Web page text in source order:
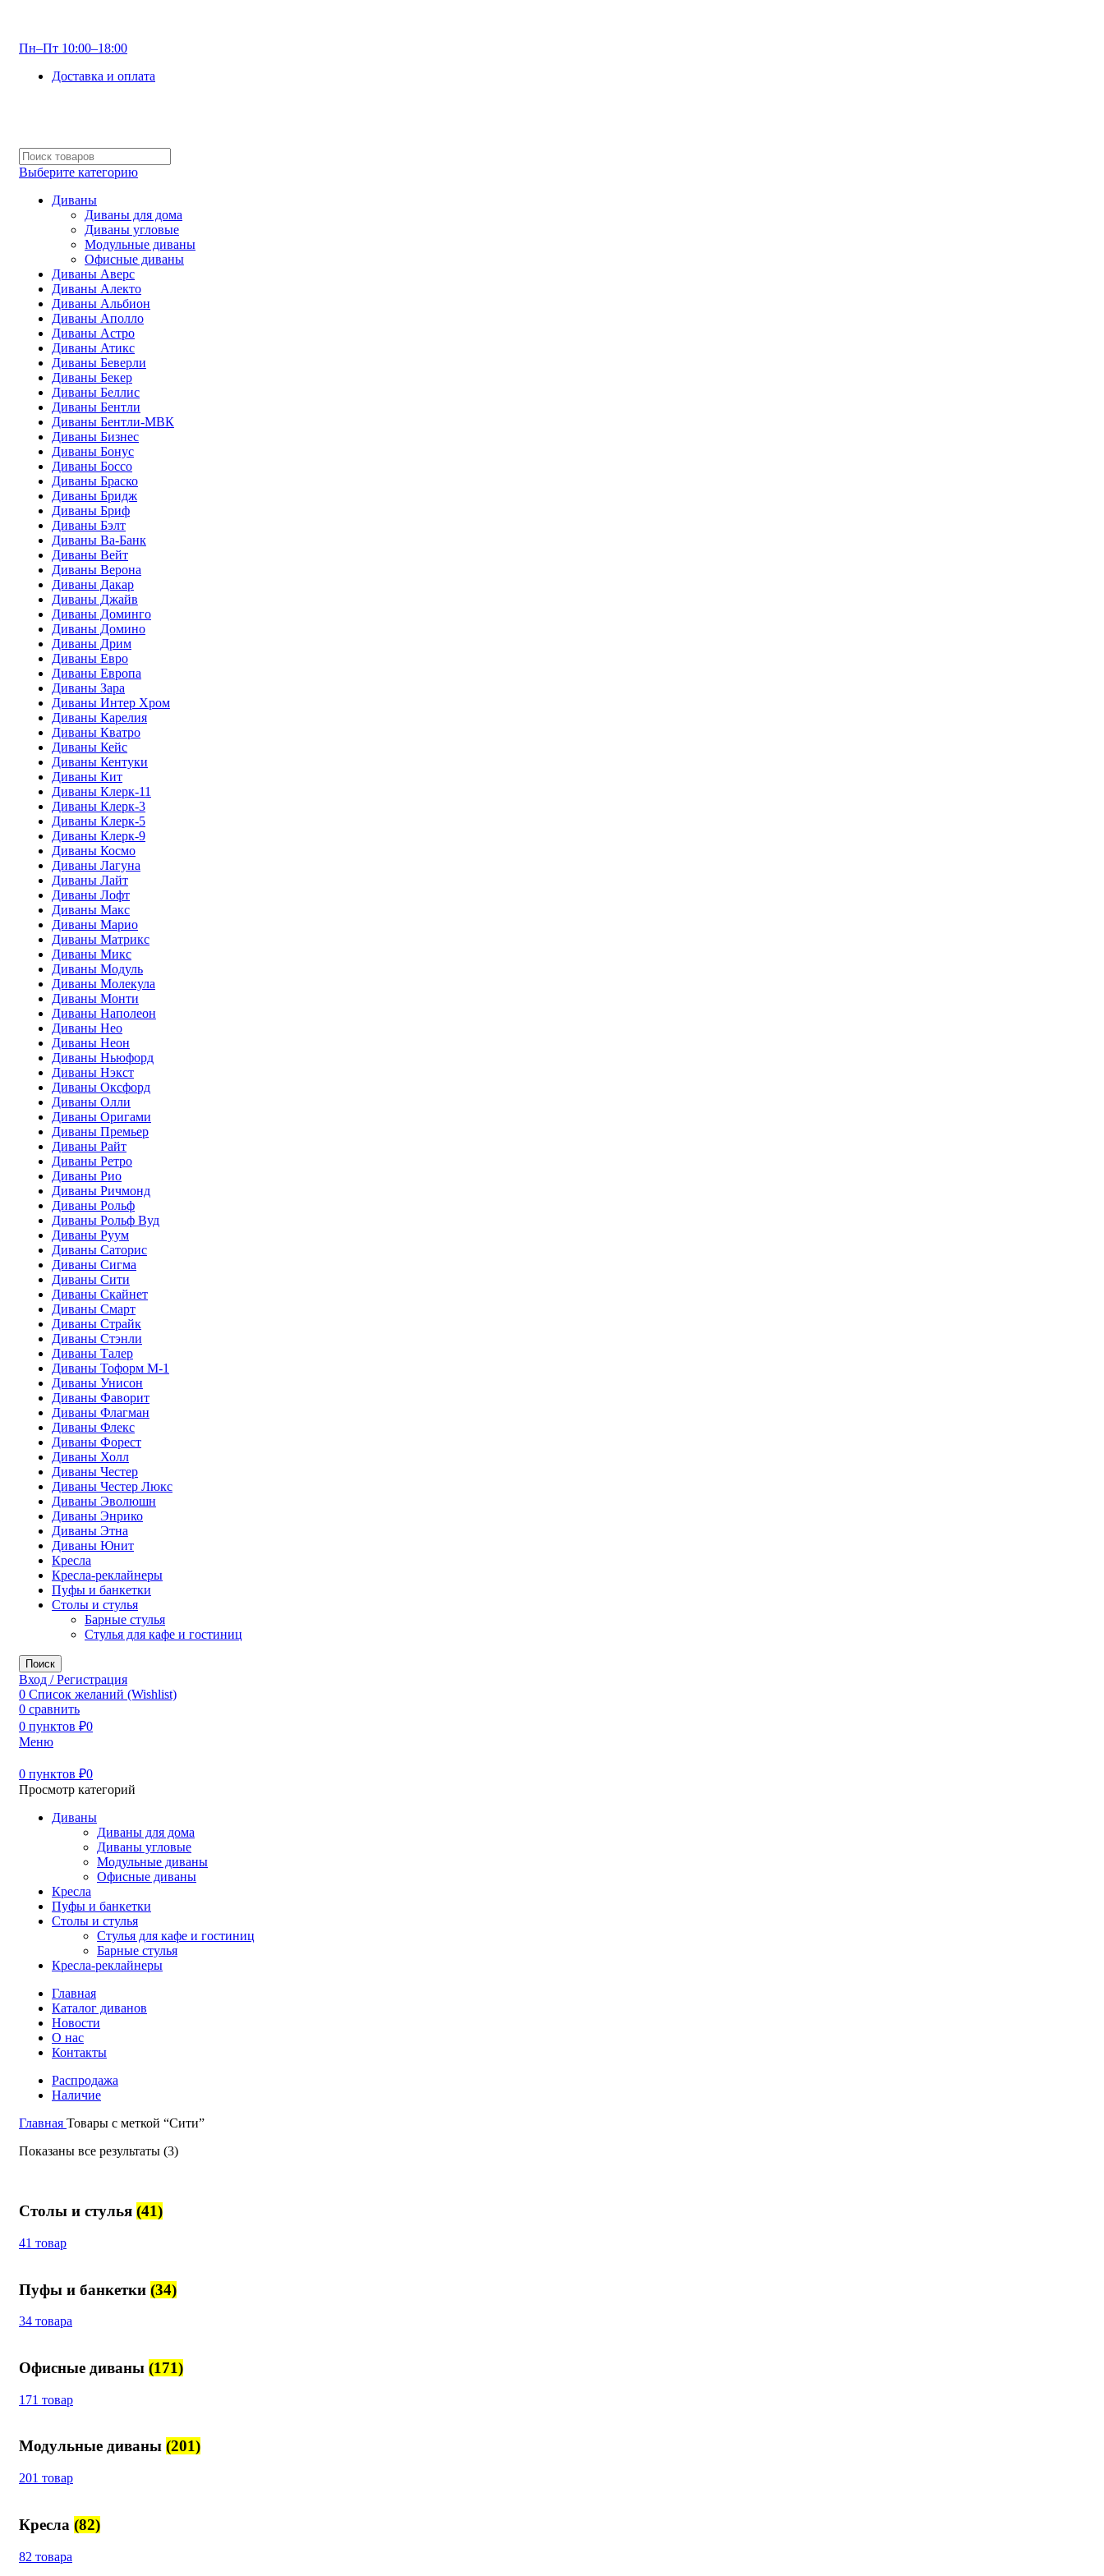
Пн–Пт 10:00–18:00
Доставка и оплата
Выберите категорию
Диваны
Диваны для дома
Диваны угловые
Модульные диваны
Офисные диваны
Диваны Аверс
Диваны Алекто
Диваны Альбион
Диваны Аполло
Диваны Астро
Диваны Атикс
Диваны Беверли
Диваны Бекер
Диваны Беллис
Диваны Бентли
Диваны Бентли-МВК
Диваны Бизнес
Диваны Бонус
Диваны Боссо
Диваны Браско
Диваны Бридж
Диваны Бриф
Диваны Бэлт
Диваны Ва-Банк
Диваны Вейт
Диваны Верона
Диваны Дакар
Диваны Джайв
Диваны Доминго
Диваны Домино
Диваны Дрим
Диваны Евро
Диваны Европа
Диваны Зара
Диваны Интер Хром
Диваны Карелия
Диваны Кватро
Диваны Кейс
Диваны Кентуки
Диваны Кит
Диваны Клерк-11
Диваны Клерк-3
Диваны Клерк-5
Диваны Клерк-9
Диваны Космо
Диваны Лагуна
Диваны Лайт
Диваны Лофт
Диваны Макс
Диваны Марио
Диваны Матрикс
Диваны Микс
Диваны Модуль
Диваны Молекула
Диваны Монти
Диваны Наполеон
Диваны Нео
Диваны Неон
Диваны Ньюфорд
Диваны Нэкст
Диваны Оксфорд
Диваны Олли
Диваны Оригами
Диваны Премьер
Диваны Райт
Диваны Ретро
Диваны Рио
Диваны Ричмонд
Диваны Рольф
Диваны Рольф Вуд
Диваны Руум
Диваны Саторис
Диваны Сигма
Диваны Сити
Диваны Скайнет
Диваны Смарт
Диваны Страйк
Диваны Стэнли
Диваны Талер
Диваны Тоформ М-1
Диваны Унисон
Диваны Фаворит
Диваны Флагман
Диваны Флекс
Диваны Форест
Диваны Холл
Диваны Честер
Диваны Честер Люкс
Диваны Эволюшн
Диваны Энрико
Диваны Этна
Диваны Юнит
Кресла
Кресла-реклайнеры
Пуфы и банкетки
Столы и стулья
Барные стулья
Стулья для кафе и гостиниц
Поиск
Вход / Регистрация
0 Список желаний (Wishlist)
0 сравнить
0 пунктов ₽0
Меню
0 пунктов ₽0
Просмотр категорий
Диваны
Диваны для дома
Диваны угловые
Модульные диваны
Офисные диваны
Кресла
Пуфы и банкетки
Столы и стулья
Стулья для кафе и гостиниц
Барные стулья
Кресла-реклайнеры
Главная
Каталог диванов
Новости
О нас
Контакты
Распродажа
Наличие
Главная Товары с меткой “Сити”
Показаны все результаты (3)
Столы и стулья (41)
41 товар
Пуфы и банкетки (34)
34 товара
Офисные диваны (171)
171 товар
Модульные диваны (201)
201 товар
Кресла (82)
82 товара